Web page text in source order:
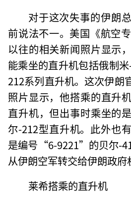
对于这次失事的伊朗
前说法不一。美国《航空
以往的相关新闻照片显示
能乘坐的直升机包括俄制
212系列直升机。这次伊朗
照片显示，他搭乘的直升
直升机，但出事时乘坐的
尔-212型直升机。此外也
是编号“6-9221”的贝尔-
从伊朗空军转交给伊朗政府
莱希搭乘的直升机